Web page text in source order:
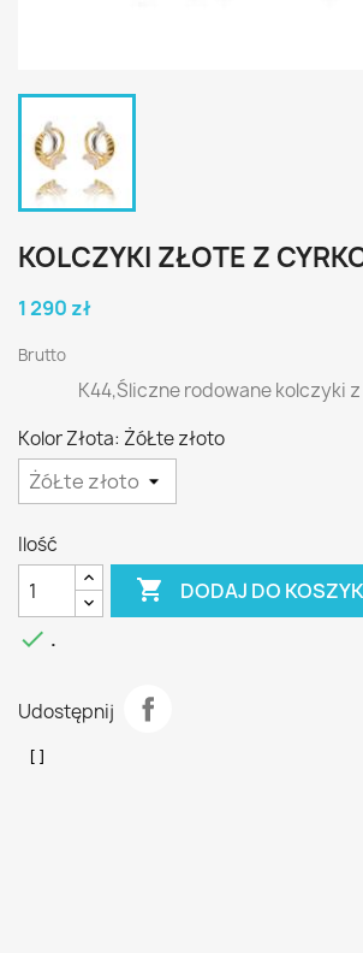
KOLCZYKI ZŁOTE Z
1 290 zł
Brutto
K44,Śliczne rodowane kolczyki
Kolor Złota: ŻóŁte złoto
Ilość
 DODAJ DO
 .
Udostępnij